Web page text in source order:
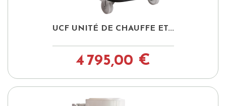
UCF UNITÉ DE CHAUFFE ET...
4 795,00 €